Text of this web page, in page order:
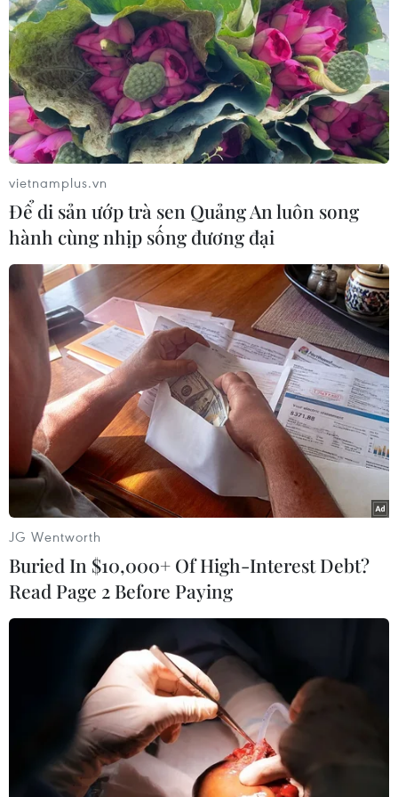
Quân đội Ukraine tố phe ly khai tăng
cường lực lượng ở miền Đông
13/02/2015 13:09
Reuters đưa tin, giới chức quân đội Kiev ngày 13/2 cho
biết lực lượng ly khai đang củng cố các cứ điểm tại các
khu vực chủ chốt trong vùng xung đột ở miền Đông
Ukraine.
Mỹ và Ukraine tố cáo Nga triển khai vũ khí
vietnamplus.vn
Để di sản ướp trà sen Quảng An luôn song
hành cùng nhịp sống đương đại
JG Wentworth
Buried In $10,000+ Of High-Interest Debt?
Read Page 2 Before Paying